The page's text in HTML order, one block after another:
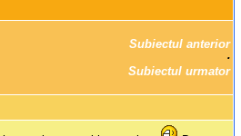
Subiectul anterior
Subiectul urmator